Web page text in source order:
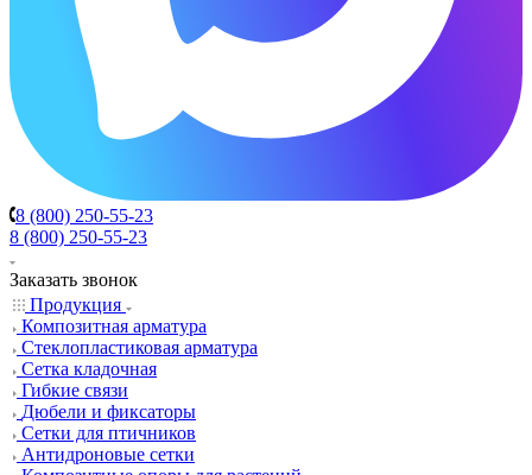
8 (800) 250-55-23
8 (800) 250-55-23
Заказать звонок
Продукция
Композитная арматура
Cтеклопластиковая арматура
Сетка кладочная
Гибкие связи
Дюбели и фиксаторы
Сетки для птичников
Антидроновые сетки